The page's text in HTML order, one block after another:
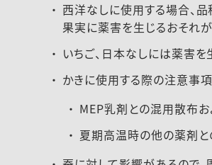
西洋なしに使用する場合、
果実に薬害を生じるおそれ
いちご、日本なしには薬害
かきに使用する際の注意事項
MEP乳剤との混用散布
夏期高温時の他の薬剤と